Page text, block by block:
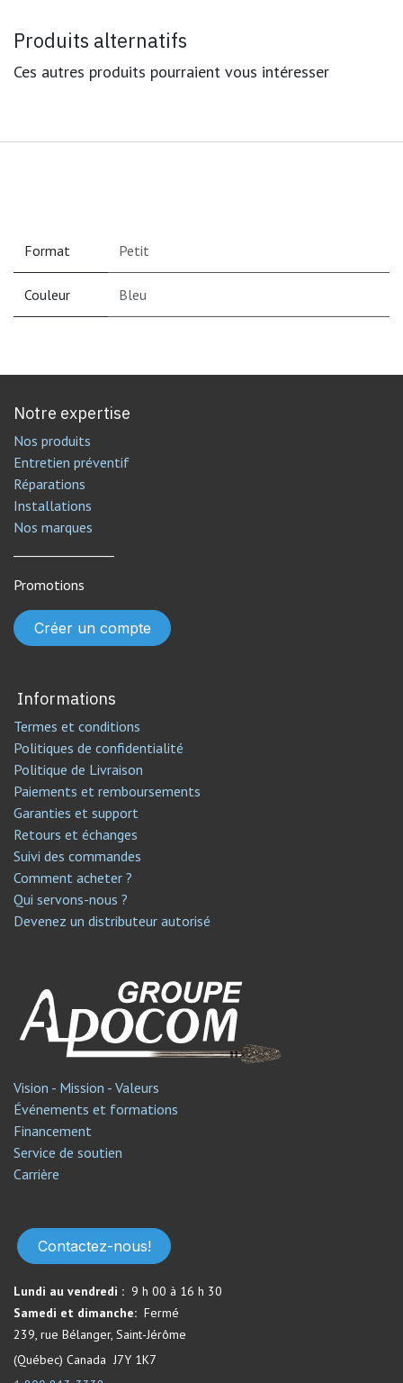
Produits alternatifs
Ces autres produits pourraient vous intéresser
Format Petit
Couleur Bleu
Notre expertise
Nos produits
Entretien préventif
Réparations
Installations
Nos marques
Promotions
Créer un compte
Informations
Termes et conditions
Politiques de confidentialité
Politique de Livraison
Paiements et remboursements
Garanties et support
Retours et échanges
Suivi des commandes
Comment acheter ?
Qui servons-nous ?
Devenez un distributeur autorisé
Vision - Mission - Valeurs
Événements et formations
Financement
Service de soutien​
Carrière
Contactez-nous!
Lundi au vendredi : 9 h 00 à 16 h 30
Samedi et dimanche: Fermé​
239, rue Bélanger, Saint-Jérôme
(Québec) Canada J7Y 1K7